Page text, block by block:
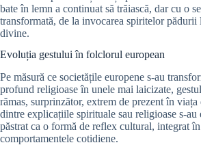
bate în lemn a continuat să trăiască, dar cu o
transformată, de la invocarea spiritelor pădurii
divine.
Evoluția gestului în folclorul european
Pe măsură ce societățile europene s-au
profund religioase în unele mai laicizate,
rămas, surprinzător, extrem de prezent în
dintre explicațiile spirituale sau religioase s-au
păstrat ca o formă de reflex cultural, integrat
comportamentele cotidiene.